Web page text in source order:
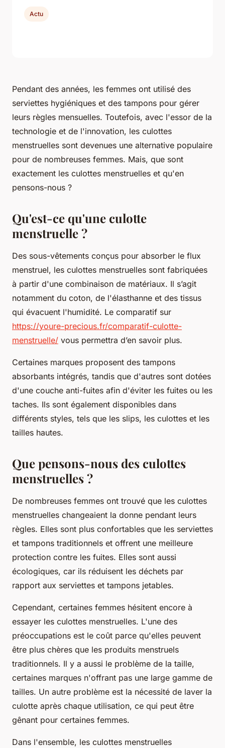
Pendant des années, les femmes ont utilisé des
serviettes hygiéniques et des tampons pour gérer
leurs règles mensuelles. Toutefois, avec l'essor de la
technologie et de l'innovation, les culottes
menstruelles sont devenues une alternative populaire
pour de nombreuses femmes. Mais, que sont
exactement les culottes menstruelles et qu'en
pensons-nous ?
Qu'est-ce qu'une culotte
menstruelle ?
Des sous-vêtements conçus pour absorber le flux
menstruel, les culottes menstruelles sont fabriquées
à partir d'une combinaison de matériaux. Il s’agit
notamment du coton, de l'élasthanne et des tissus
qui évacuent l'humidité. Le comparatif sur
https://youre-precious.fr/comparatif-culotte-
menstruelle/ vous permettra d’en savoir plus.
Certaines marques proposent des tampons
absorbants intégrés, tandis que d'autres sont dotées
d'une couche anti-fuites afin d'éviter les fuites ou les
taches. Ils sont également disponibles dans
différents styles, tels que les slips, les culottes et les
tailles hautes.
Que pensons-nous des culottes
menstruelles ?
De nombreuses femmes ont trouvé que les culottes
menstruelles changeaient la donne pendant leurs
règles. Elles sont plus confortables que les serviettes
et tampons traditionnels et offrent une meilleure
protection contre les fuites. Elles sont aussi
écologiques, car ils réduisent les déchets par
rapport aux serviettes et tampons jetables.
Cependant, certaines femmes hésitent encore à
essayer les culottes menstruelles. L'une des
préoccupations est le coût parce qu'elles peuvent
être plus chères que les produits menstruels
traditionnels. Il y a aussi le problème de la taille,
certaines marques n'offrant pas une large gamme de
tailles. Un autre problème est la nécessité de laver la
culotte après chaque utilisation, ce qui peut être
gênant pour certaines femmes.
Dans l'ensemble, les culottes menstruelles
Actu